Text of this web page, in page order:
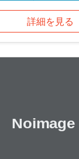
詳細を見る